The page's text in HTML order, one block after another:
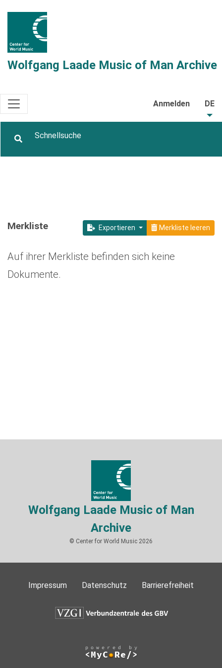
Wolfgang Laade Music of Man Archive
Anmelden DE
Exportieren Merkliste leeren
Merkliste
Auf ihrer Merkliste befinden sich keine
Dokumente.
Wolfgang Laade Music of Man
Archive
© Center for World Music 2026
Impressum Datenschutz Barrierefreiheit